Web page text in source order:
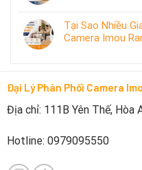
Tại Sao Nhiều
Camera Imou
Đại Lý Phân Phối Camera
Địa chỉ: 111B Yên Thế, Hòa
Hotline: 0979095550